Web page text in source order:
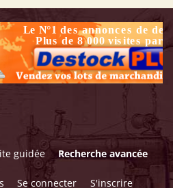
guidée Recherche avancée
Se connecter S'inscrire